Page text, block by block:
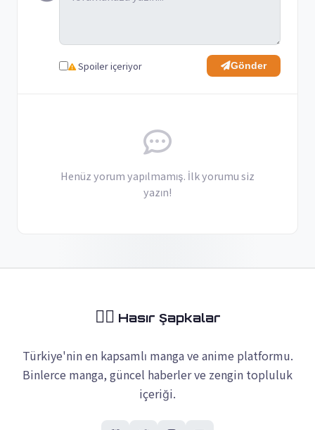
Spoiler içeriyor Gönder
Henüz yorum yapılmamış. İlk yorumu siz
yazın!
🏴‍☠️ Hasır Şapkalar
Türkiye'nin en kapsamlı manga ve anime platformu.
Binlerce manga, güncel haberler ve zengin topluluk
içeriği.